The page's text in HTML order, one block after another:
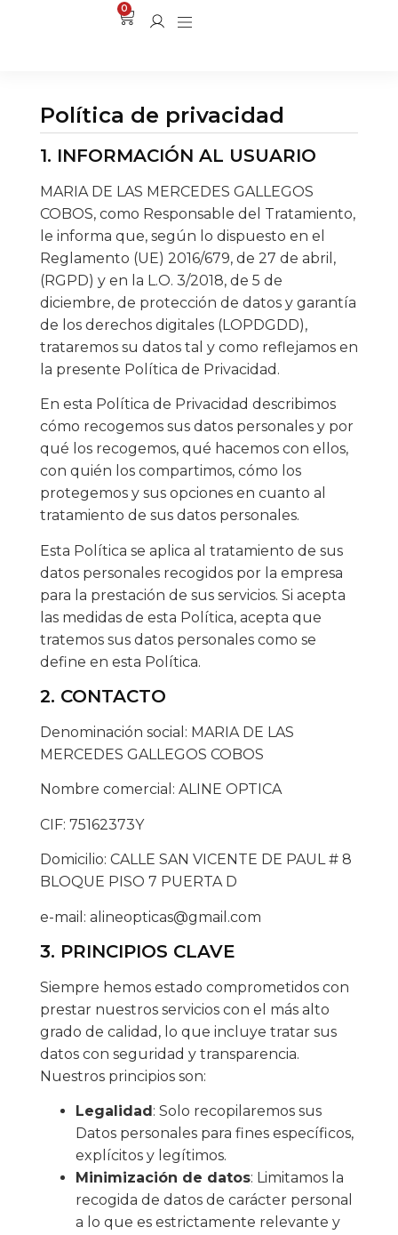
0
Política de privacidad
1. INFORMACIÓN AL USUARIO
MARIA DE LAS MERCEDES GALLEGOS
COBOS, como Responsable del Tratamiento,
le informa que, según lo dispuesto en el
Reglamento (UE) 2016/679, de 27 de abril,
(RGPD) y en la L.O. 3/2018, de 5 de
diciembre, de protección de datos y garantía
de los derechos digitales (LOPDGDD),
trataremos su datos tal y como reflejamos en
la presente Política de Privacidad.
En esta Política de Privacidad describimos
cómo recogemos sus datos personales y por
qué los recogemos, qué hacemos con ellos,
con quién los compartimos, cómo los
protegemos y sus opciones en cuanto al
tratamiento de sus datos personales.
Esta Política se aplica al tratamiento de sus
datos personales recogidos por la empresa
para la prestación de sus servicios. Si acepta
las medidas de esta Política, acepta que
tratemos sus datos personales como se
define en esta Política.
2. CONTACTO
Denominación social: MARIA DE LAS
MERCEDES GALLEGOS COBOS
Nombre comercial: ALINE OPTICA
CIF: 75162373Y
Domicilio: CALLE SAN VICENTE DE PAUL # 8
BLOQUE PISO 7 PUERTA D
e-mail: alineopticas@gmail.com
3. PRINCIPIOS CLAVE
Siempre hemos estado comprometidos con
prestar nuestros servicios con el más alto
grado de calidad, lo que incluye tratar sus
datos con seguridad y transparencia.
Nuestros principios son:
Legalidad : Solo recopilaremos sus
Datos personales para fines específicos,
explícitos y legítimos.
Minimización de datos: Limitamos la
recogida de datos de carácter personal
a lo que es estrictamente relevante y